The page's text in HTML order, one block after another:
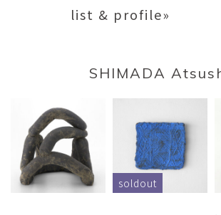
list & profile»
SHIMADA
soldout